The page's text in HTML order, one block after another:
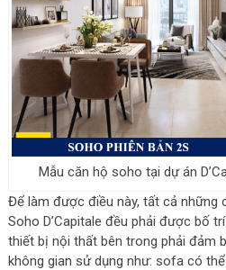
Mẫu căn hộ soho tại dự án
Để làm được điều này, tất cả những
Soho D’Capitale đều phải được bố
thiết bị nội thất bên trong phải đảm
không gian sử dụng như: sofa có